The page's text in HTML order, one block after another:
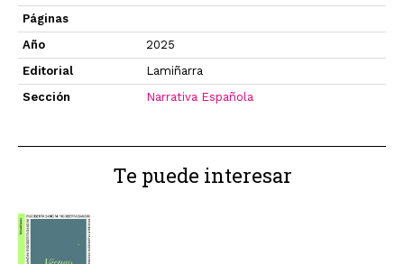
Páginas
Año
2025
Editorial
Lamiñarra
Sección
Narrativa Española
Te puede interesar